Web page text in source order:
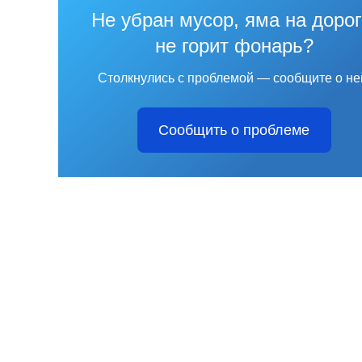
Не убран мусор, яма на
не горит фонарь?
Столкнулись с проблемой — сообщите о
Сообщить о проблеме